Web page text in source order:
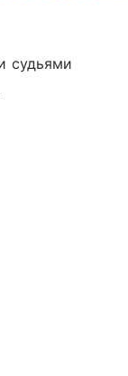
судьями